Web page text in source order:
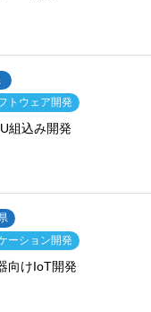
トウェア開発
組込み開発
ーション開発
向けIoT開発